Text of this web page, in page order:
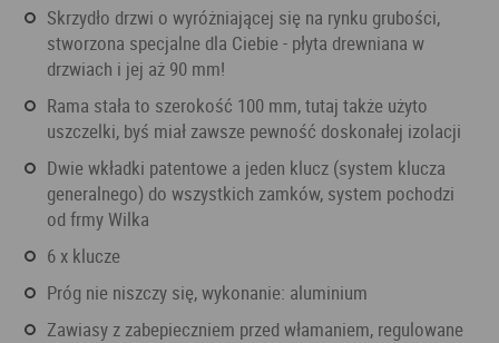
skrzydło drzwi o wyróżniającej się na rynku grubości,
stworzona specjalne dla Ciebie - płyta drewniana w
drzwiach i jej aż 90 mm!
rama stała to szerokość 100 mm, tutaj także użyto
uszczelki, byś miał zawsze pewność doskonałej izolacji
dwie wkładki patentowe a jeden klucz (system klucza
generalnego) do wszystkich zamków, system pochodzi
od frmy Wilka
6 x klucze
próg nie niszczy się, wykonanie: aluminium
zawiasy z zabepieczniem przed włamaniem, regulowane